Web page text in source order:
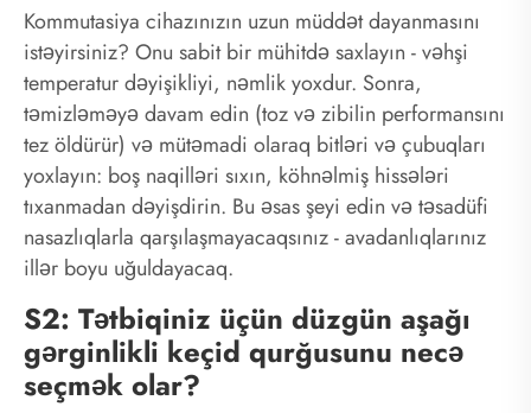
Kommutasiya cihazınızın uzun müddət dayanmasını
istəyirsiniz? Onu sabit bir mühitdə saxlayın - vəhşi
temperatur dəyişikliyi, nəmlik yoxdur. Sonra,
təmizləməyə davam edin (toz və zibilin performansını
tez öldürür) və mütəmadi olaraq bitləri və çubuqları
yoxlayın: boş naqilləri sıxın, köhnəlmiş hissələri
tıxanmadan dəyişdirin. Bu əsas şeyi edin və təsadüfi
nasazlıqlarla qarşılaşmayacaqsınız - avadanlıqlarınız
illər boyu uğuldayacaq.
S2: Tətbiqiniz üçün düzgün aşağı
gərginlikli keçid qurğusunu necə
seçmək olar?